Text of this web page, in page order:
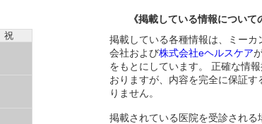
祝
《掲載している情報について
掲載している各種情報は、ミーカ
会社および株式会社eヘルスケア
をもとにしています。 正確な情
おりますが、内容を完全に保証す
りません。
掲載されている医院を受診される